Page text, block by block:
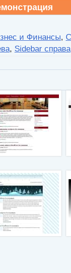
и Финансы,
, Sidebar справа